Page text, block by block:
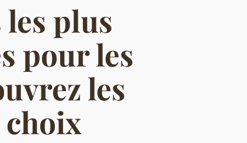
plus
pour les
les